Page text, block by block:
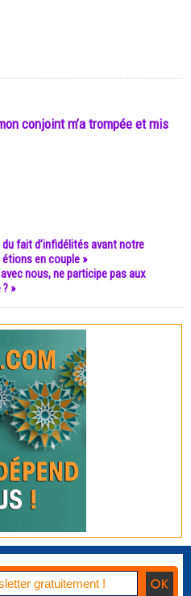
conjoint m’a trompée et mis
du fait d’infidélités avant notre
en couple »
nous, ne participe pas aux
»